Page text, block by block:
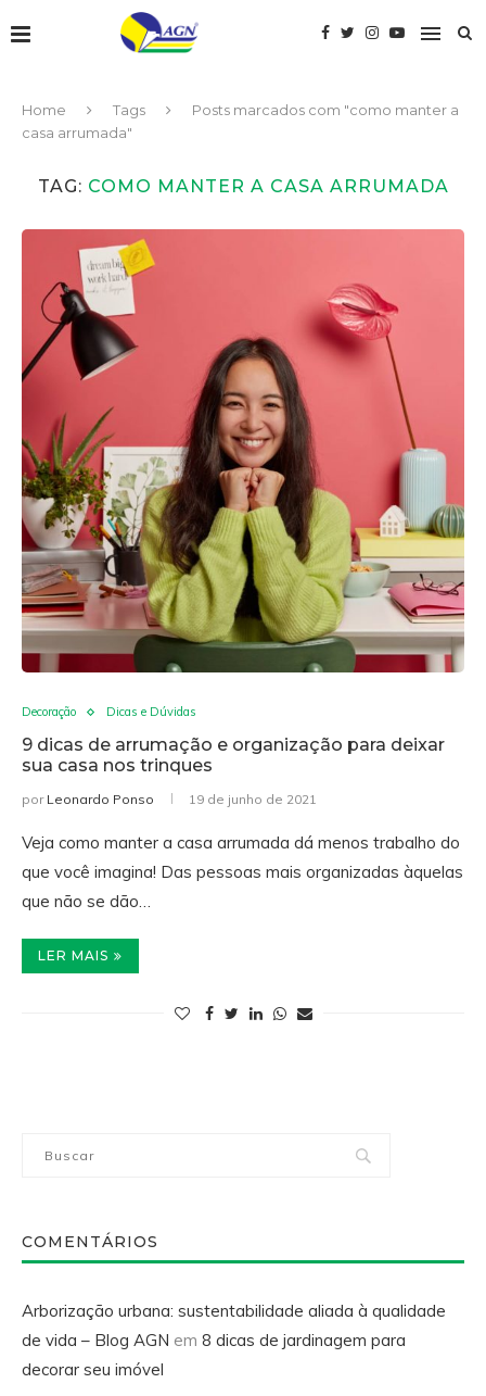
Home Tags
Posts marcados com "como manter a
casa arrumada"
TAG: COMO MANTER A CASA ARRUMADA
Decoração Dicas e Dúvidas
9 dicas de arrumação e organização para deixar
sua casa nos trinques
por Leonardo Ponso 19 de junho de 2021
Veja como manter a casa arrumada dá menos trabalho do
que você imagina! Das pessoas mais organizadas àquelas
que não se dão…
LER MAIS
COMENTÁRIOS
Arborização urbana: sustentabilidade aliada à qualidade
de vida – Blog AGN em 8 dicas de jardinagem para
decorar seu imóvel